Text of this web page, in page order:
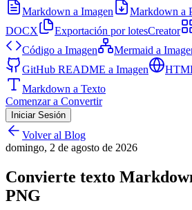
Markdown a Imagen Markdown a
DOCX
Exportación por lotesCreator
Código a Imagen
Mermaid a
GitHub README a Imagen
Markdown a Texto
Comenzar a Convertir
Iniciar Sesión
Volver al Blog
domingo, 2 de agosto de 2026
Convierte texto
PNG